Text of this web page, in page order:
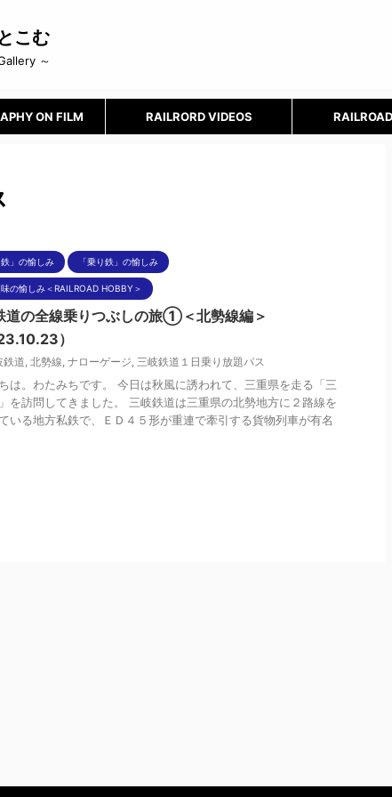
こむ
～
ON FILM RAILRORD VIDEOS
鉄」の愉しみ 「乗り鉄」の愉しみ
の愉しみ＜RAILROAD HOBBY＞
道の全線乗りつぶしの旅①＜北勢線編＞
）
鉄道, 北勢線, ナローゲージ, 三岐鉄道１日乗り放題パス
は。わたみちです。 今日は秋風に誘われて、三重県を走る「三
を訪問してきました。 三岐鉄道は三重県の北勢地方に２路線を
いる地方私鉄で、ＥＤ４５形が重連で牽引する貨物列車が有名